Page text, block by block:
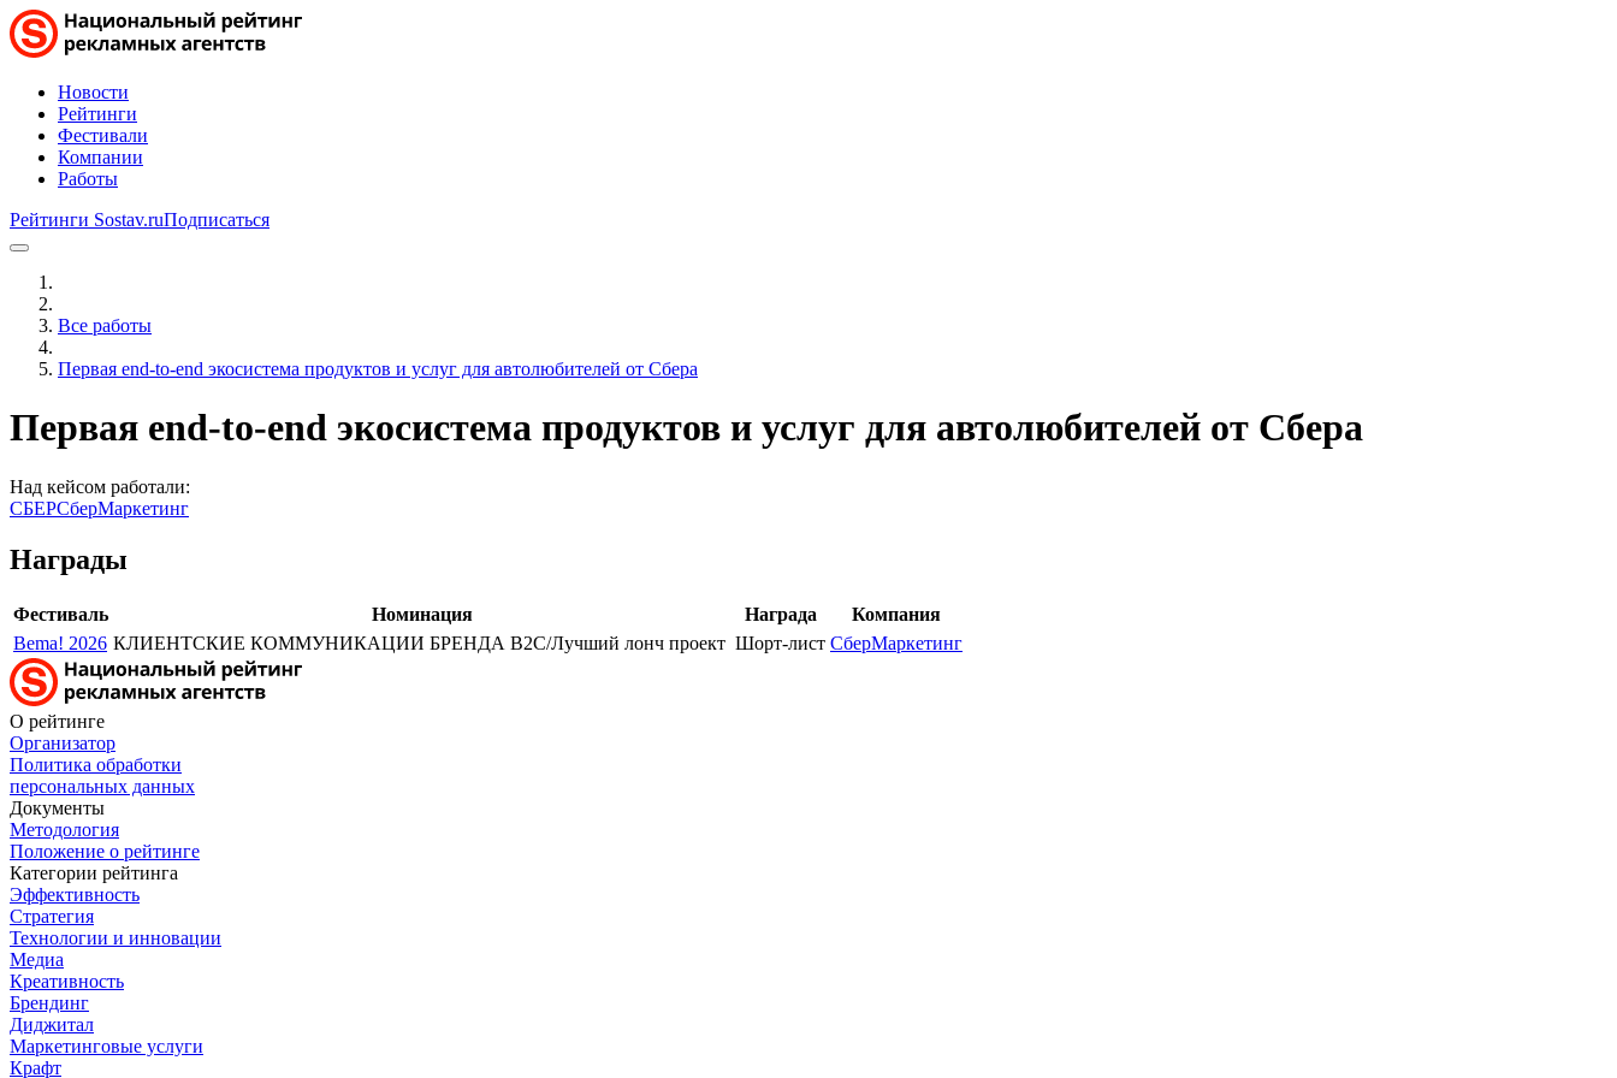
Новости
Рейтинги
Фестивали
Компании
Работы
Рейтинги Sostav.ruПодписаться
Все работы
Первая end-to-end экосистема продуктов и услуг для автолюбителей от Сбера
Первая end-to-end экосистема продуктов и услуг для автолюбителей от Сбера
Над кейсом работали:
СБЕРСберМаркетинг
Награды
Фестиваль Номинация Награда
Компания
Bema! 2026 КЛИЕНТСКИЕ КОММУНИКАЦИИ БРЕНДА B2C/Лучший лонч проект Шорт-лист СберМаркетинг
О рейтинге
Организатор
Политика обработки
персональных данных
Документы
Методология
Положение о рейтинге
Категории рейтинга
Эффективность
Стратегия
Технологии и инновации
Медиа
Креативность
Брендинг
Диджитал
Маркетинговые услуги
Крафт